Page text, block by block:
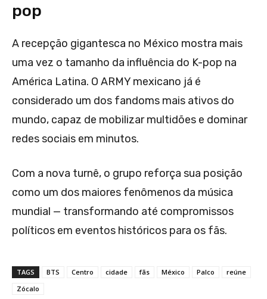
pop
A recepção gigantesca no México mostra mais
uma vez o tamanho da influência do K-pop na
América Latina. O ARMY mexicano já é
considerado um dos fandoms mais ativos do
mundo, capaz de mobilizar multidões e dominar
redes sociais em minutos.
Com a nova turnê, o grupo reforça sua posição
como um dos maiores fenômenos da música
mundial — transformando até compromissos
políticos em eventos históricos para os fãs.
TAGS BTS Centro cidade fãs México Palco
reúne
Zócalo